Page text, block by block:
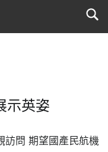
示英姿
訪問 期望國產民航機